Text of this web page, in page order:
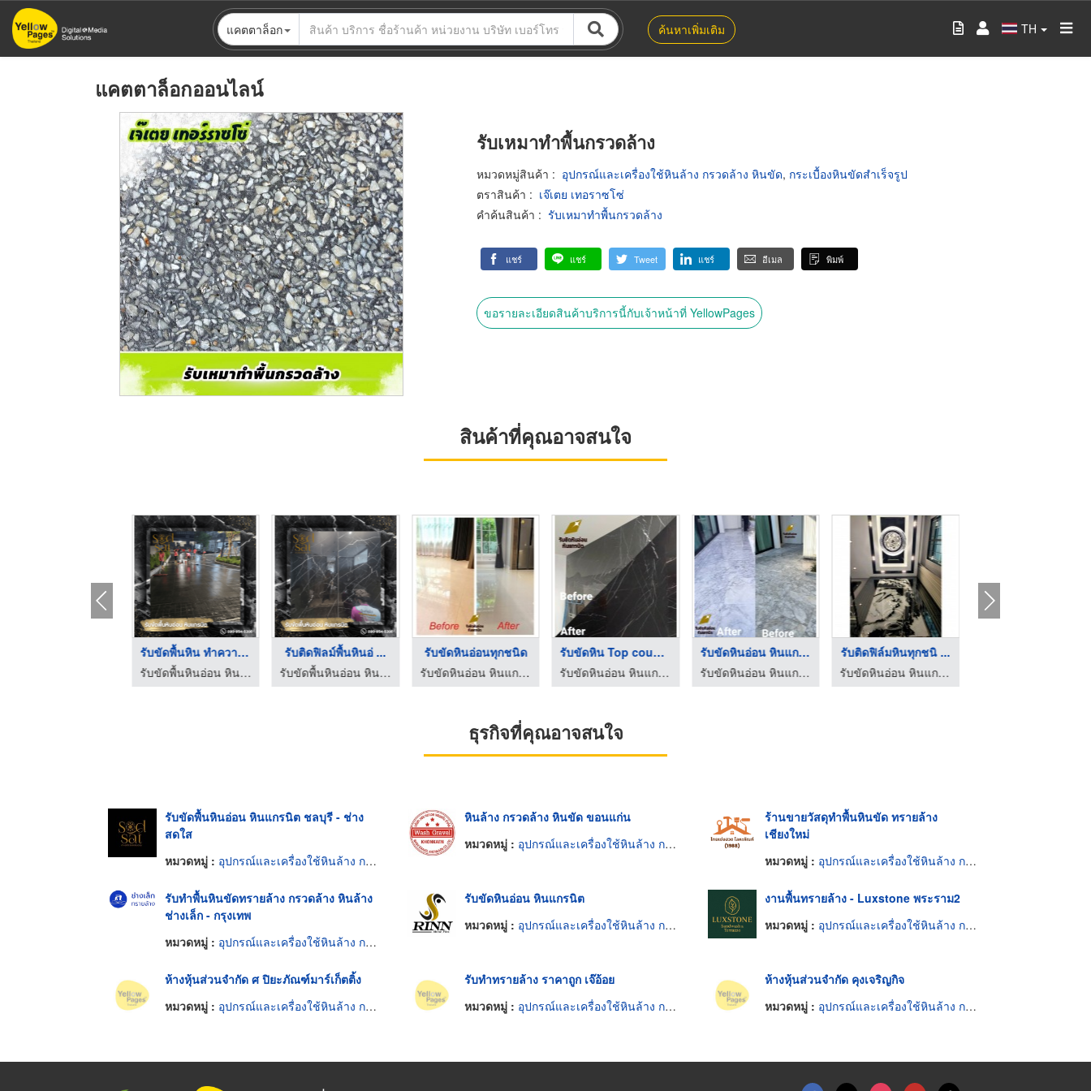
ข้าม
ไป
แคตตาล็อก ค้นหาเพิ่มเติม TH
แคตตาล็อกออนไลน์
รับเหมาทำพื้นกรวดล้าง
หมวดหมู่สินค้า : อุปกรณ์และเครื่องใช้หินล้าง กรวดล้าง หินขัด, กระเบื้องหินขัดสำเร็จรูป
ตราสินค้า : เจ๊เตย เทอราซโซ่
คำค้นสินค้า : รับเหมาทำพื้นกรวดล้าง
แชร์ แชร์ Tweet แชร์ อีเมล พิมพ์
ขอรายละเอียดสินค้าบริการนี้กับเจ้าหน้าที่ YellowPages
สินค้าที่คุณอาจสนใจ
รับขัดพื้นหิน ทำความ ...
รับขัดพื้นหินอ่อน หินแกรนิต ชลบุรี - ช่างสดใส
รับติดฟิลม์พื้นหินอ่ ...
รับขัดพื้นหินอ่อน หินแกรนิต ชลบุรี - ช่างสดใส
รับขัดหินอ่อนทุกชนิด
รับขัดหินอ่อน หินแกรนิต
รับขัดหิน Top counte ...
รับขัดหินอ่อน หินแกรนิต
รับขัดหินอ่อน หินแกร ...
รับขัดหินอ่อน หินแกรนิต
รับติดฟิล์มหินทุกชนิ ...
รับขัดหินอ่อน หินแกรนิต
ธุรกิจที่คุณอาจสนใจ
รับขัดพื้นหินอ่อน หินแกรนิต ชลบุรี - ช่าง
สดใส
หมวดหมู่ : อุปกรณ์และเครื่องใช้หินล้าง กรวดล้าง หินขัด
หินล้าง กรวดล้าง หินขัด ขอนแก่น
หมวดหมู่ : อุปกรณ์และเครื่องใช้หินล้าง กรวดล้าง หินขัด
ร้านขายวัสดุทำพื้นหินขัด ทรายล้าง
เชียงใหม่
หมวดหมู่ : อุปกรณ์และเครื่องใช้หินล้าง กรวดล้าง หินขัด
รับทำพื้นหินขัดทรายล้าง กรวดล้าง หินล้าง
ช่างเล็ก - กรุงเทพ
หมวดหมู่ : อุปกรณ์และเครื่องใช้หินล้าง กรวดล้าง หินขัด
รับขัดหินอ่อน หินแกรนิต
หมวดหมู่ : อุปกรณ์และเครื่องใช้หินล้าง กรวดล้าง หินขัด
งานพื้นทรายล้าง - Luxstone พระราม2
หมวดหมู่ : อุปกรณ์และเครื่องใช้หินล้าง กรวดล้าง หินขัด
ห้างหุ้นส่วนจำกัด ศ ปิยะภัณฑ์มาร์เก็ตติ้ง
หมวดหมู่ : อุปกรณ์และเครื่องใช้หินล้าง กรวดล้าง หินขัด
รับทำทรายล้าง ราคาถูก เจ๊อ้อย
หมวดหมู่ : อุปกรณ์และเครื่องใช้หินล้าง กรวดล้าง หินขัด
ห้างหุ้นส่วนจำกัด คุงเจริญกิจ
หมวดหมู่ : อุปกรณ์และเครื่องใช้หินล้าง กรวดล้าง หินขัด